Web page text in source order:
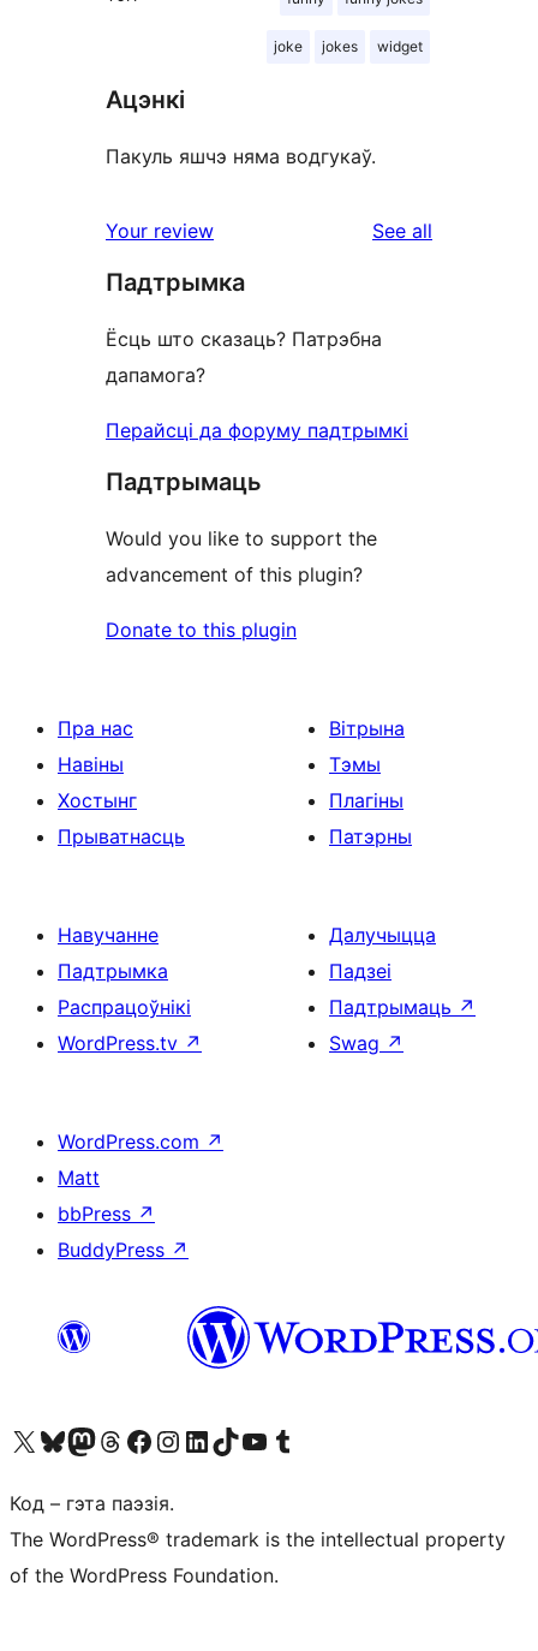
joke jokes widget
Ацэнкі
Пакуль яшчэ няма водгукаў.
Your review See all
Падтрымка
Ёсць што сказаць? Патрэбна
дапамога?
Перайсці да форуму падтрымкі
Падтрымаць
Would you like to support the
advancement of this plugin?
Donate to this plugin
Пра нас
Навіны
Хостынг
Прыватнасць
Вітрына
Тэмы
Плагіны
Патэрны
Навучанне
Падтрымка
Распрацоўнікі
WordPress.tv ↗
Далучыцца
Падзеі
Падтрымаць ↗
Swag ↗
WordPress.com ↗
Matt
bbPress ↗
BuddyPress ↗
Наведайце наш акаўнт у X (былы Twitter)
Visit our Bluesky account
Visit our Mastodon account
Visit our Threads account
Наведаеце нашу старонку на Facebook
Наведайце наш Instagram
Наведайце нашу старонку ў LinkedIn
Visit our TikTok account
Наведайце наш YouTube каналVisit our Tumblr account
Код – гэта паэзія.
The WordPress® trademark is the intellectual property
of the WordPress Foundation.